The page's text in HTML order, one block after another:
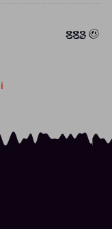
883